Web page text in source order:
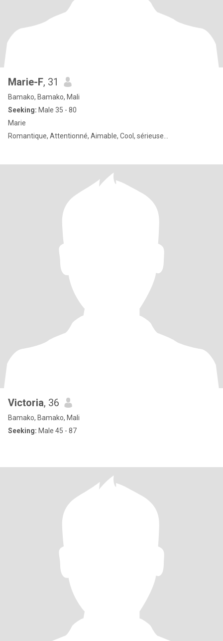
Marie-F, 31
Bamako, Bamako, Mali
Seeking: Male 35 - 80
Marie
Romantique, Attentionné, Aimable, Cool, sérieuse…
Victoria, 36
Bamako, Bamako, Mali
Seeking: Male 45 - 87